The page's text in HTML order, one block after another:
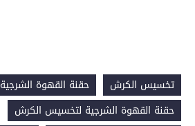
تخسيس الكرش حقنة القهوة الشرجية
حقنة القهوة الشرجية لتخسيس الكرش